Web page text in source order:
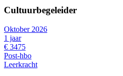
Cultuurbegeleider
Oktober 2026
1 jaar
€ 3475
Post-hbo
Leerkracht